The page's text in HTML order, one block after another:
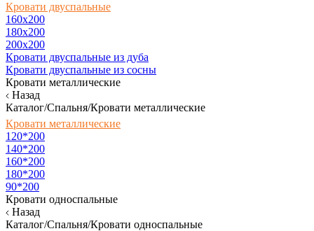
Кровати двуспальные
160х200
180x200
200x200
Кровати двуспальные из дуба
Кровати двуспальные из сосны
Кровати металлические
Назад
Каталог/Спальня/Кровати металлические
Кровати металлические
120*200
140*200
160*200
180*200
90*200
Кровати односпальные
Назад
Каталог/Спальня/Кровати односпальные